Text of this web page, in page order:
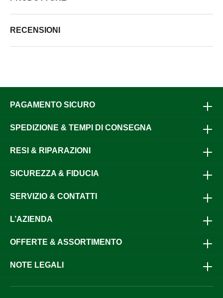
RECENSIONI
PAGAMENTO SICURO
SPEDIZIONE & TEMPI DI CONSEGNA
RESI & RIPARAZIONI
SICUREZZA & FIDUCIA
SERVIZIO & CONTATTI
L’AZIENDA
OFFERTE & ASSORTIMENTO
NOTE LEGALI